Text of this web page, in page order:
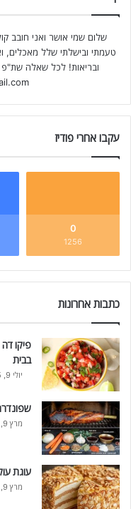
שלום שמי אושר ואני חובב
טעמתי ובישלתי שלל מאכלים,
ובריאות! לכל שאלה שת"פ
עקבו אחרי פודיז
0
1256
כתבות אחרונות
פיקו
בבית
יולי 9, 2025
מרץ 9, 2025
עוגת
מרץ 9, 2025